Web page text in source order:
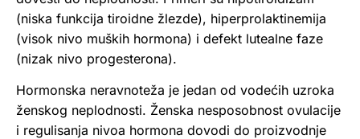
(niska funkcija tiroidne žlezde), hiperprolaktinemija
(visok nivo muških hormona) i defekt lutealne faze
(nizak nivo progesterona).
Hormonska neravnoteža je jedan od vodećih uzroka
ženskog neplodnosti. Ženska nesposobnost ovulacije
i regulisanja nivoa hormona dovodi do proizvodnje